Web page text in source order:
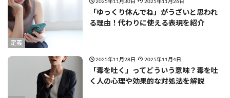
定義
2025年11月30日 2025年11月26日
「ゆっくり休んでね」がうざいと思われ
る理由！代わりに使える表現を紹介
2025年11月28日 2025年11月4日
「毒を吐く」ってどういう意味？毒を吐
く人の心理や効果的な対処法を解説